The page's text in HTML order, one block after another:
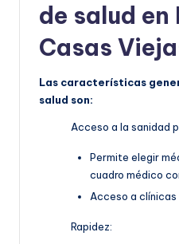
de salud
Casas
Las características
salud son:
Acceso a la sanidad
Permite elegir
cuadro médico
Acceso a
Rapidez: